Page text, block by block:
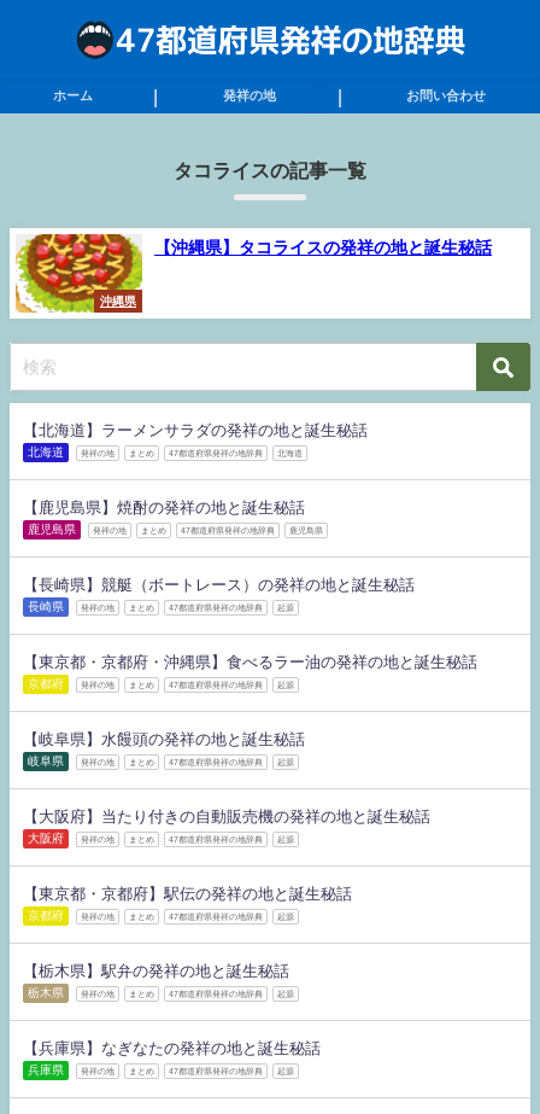
ホーム 発祥の地 お問い合わせ
タコライスの記事一覧
沖縄県
【沖縄県】タコライスの発祥の地と誕生秘話
【北海道】ラーメンサラダの発祥の地と誕生秘話
北海道 発祥の地 まとめ 47都道府県発祥の地辞典 北海道
【鹿児島県】焼酎の発祥の地と誕生秘話
鹿児島県 発祥の地 まとめ 47都道府県発祥の地辞典 鹿児島県
【長崎県】競艇（ボートレース）の発祥の地と誕生秘話
長崎県 発祥の地 まとめ 47都道府県発祥の地辞典 起源
【東京都・京都府・沖縄県】食べるラー油の発祥の地と誕生秘話
京都府 発祥の地 まとめ 47都道府県発祥の地辞典 起源
【岐阜県】水饅頭の発祥の地と誕生秘話
岐阜県 発祥の地 まとめ 47都道府県発祥の地辞典 起源
【大阪府】当たり付きの自動販売機の発祥の地と誕生秘話
大阪府 発祥の地 まとめ 47都道府県発祥の地辞典 起源
【東京都・京都府】駅伝の発祥の地と誕生秘話
京都府 発祥の地 まとめ 47都道府県発祥の地辞典 起源
【栃木県】駅弁の発祥の地と誕生秘話
栃木県 発祥の地 まとめ 47都道府県発祥の地辞典 起源
【兵庫県】なぎなたの発祥の地と誕生秘話
兵庫県 発祥の地 まとめ 47都道府県発祥の地辞典 起源